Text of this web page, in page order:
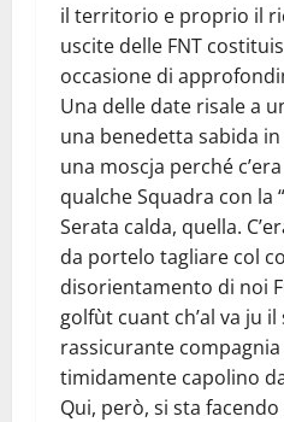
il territorio e proprio il
uscite delle FNT
occasione di
Una delle date risale a
una benedetta sabida
una moscja perché
qualche Squadra con la
Serata calda, quella.
da portelo tagliare col
disorientamento di noi
golfùt cuant ch’al va ju
rassicurante
timidamente capolino
Qui, però, si sta